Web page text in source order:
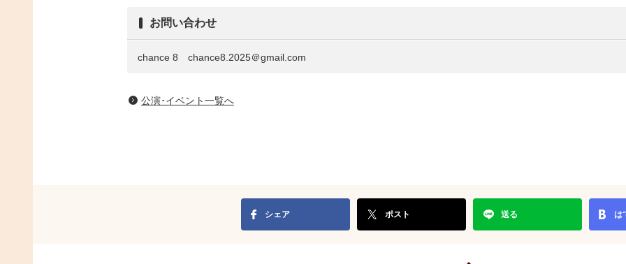
お問い合わせ
chance 8 chance8.2025＠gmail.com
公演･イベント一覧へ
シェア ポスト 送る は